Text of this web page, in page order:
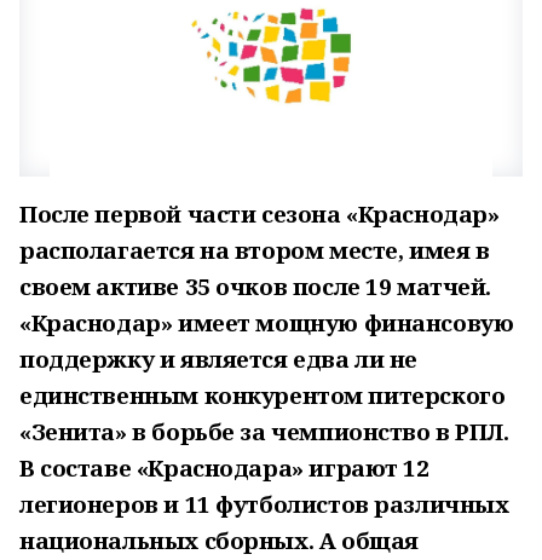
После первой части сезона «Краснодар»
располагается на втором месте, имея в
своем активе 35 очков после 19 матчей.
«Краснодар» имеет мощную финансовую
поддержку и является едва ли не
единственным конкурентом питерского
«Зенита» в борьбе за чемпионство в РПЛ.
В составе «Краснодара» играют 12
легионеров и 11 футболистов различных
национальных сборных. А общая